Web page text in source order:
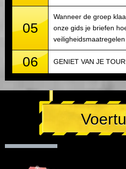
05
Wanneer de groep
onze gids je briefen
06 GENIET VAN JE